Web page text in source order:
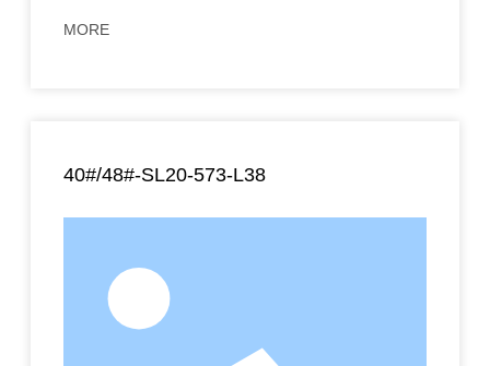
MORE
40#/48#-SL20-573-L38